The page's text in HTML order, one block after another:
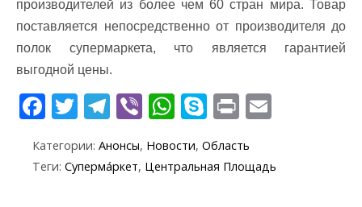
производителей из более чем 60 стран мира. Товар
поставляется непосредственно от производителя до
полок супермаркета, что является гарантией
выгодной цены.
F
e
T
itt
er
T
e
gr
Vi
er
W
at
s
S
k
y
Pr
t ai
Категории: Анонсы, Новости, Область
Теги: Суперма́ркет, Центральная Площадь